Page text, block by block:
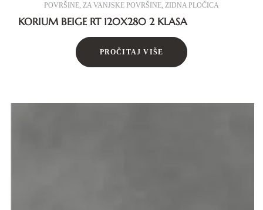
POVRŠINE, ZA VANJSKE POVRŠINE, ZIDNA PLOČICA
KORIUM BEIGE RT 120X280 2 KLASA
PROČITAJ VIŠE